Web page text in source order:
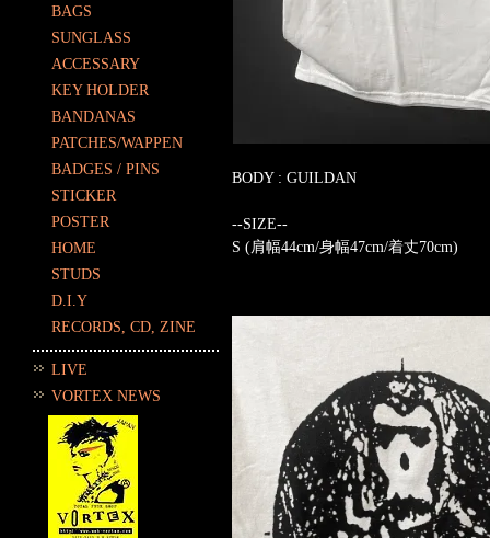
BAGS
SUNGLASS
ACCESSARY
KEY HOLDER
BANDANAS
PATCHES/WAPPEN
BADGES / PINS
STICKER
POSTER
HOME
STUDS
D.I.Y
RECORDS, CD, ZINE
LIVE
VORTEX NEWS
BODY : GUILDAN
--SIZE--
S (肩幅44cm/身幅47cm/着丈70cm)